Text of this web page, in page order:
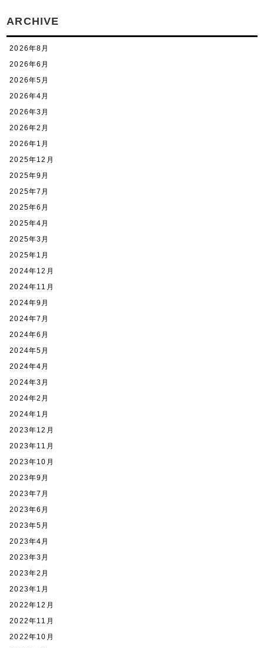
ARCHIVE
2026年8月
2026年6月
2026年5月
2026年4月
2026年3月
2026年2月
2026年1月
2025年12月
2025年9月
2025年7月
2025年6月
2025年4月
2025年3月
2025年1月
2024年12月
2024年11月
2024年9月
2024年7月
2024年6月
2024年5月
2024年4月
2024年3月
2024年2月
2024年1月
2023年12月
2023年11月
2023年10月
2023年9月
2023年7月
2023年6月
2023年5月
2023年4月
2023年3月
2023年2月
2023年1月
2022年12月
2022年11月
2022年10月